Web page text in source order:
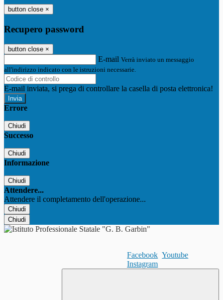
button close ×
Recupero password
button close ×
E-mail Verrà inviato un messaggio
all'indirizzo indicato con le istruzioni necessarie.
E-mail inviata, si prega di controllare la casella di posta elettronica!
Errore
Chiudi
Successo
Chiudi
Informazione
Chiudi
Attendere...
Attendere il completamento dell'operazione...
Chiudi
Chiudi
Facebook Youtube
Instagram